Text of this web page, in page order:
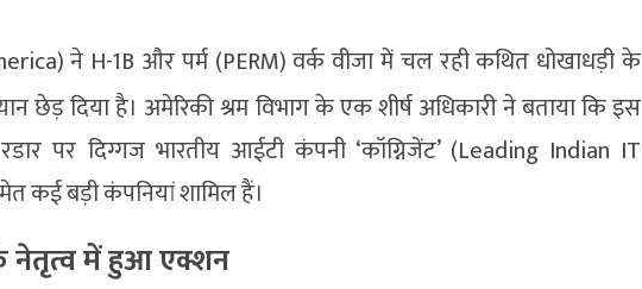
ने H-1B और पर्म (PERM) वर्क वीजा में चल रही कथित धोखाधड़ी के
छेड़ दिया है। अमेरिकी श्रम विभाग के एक शीर्ष अधिकारी ने बताया कि इस
पर दिग्गज भारतीय आईटी कंपनी ‘कॉग्निजेंट’ (Leading Indian IT
कई बड़ी कंपनियां शामिल हैं।
के नेतृत्व में हुआ एक्शन